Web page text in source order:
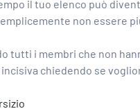
il tuo elenco può
non essere
tutti i membri che non
chiedendo se